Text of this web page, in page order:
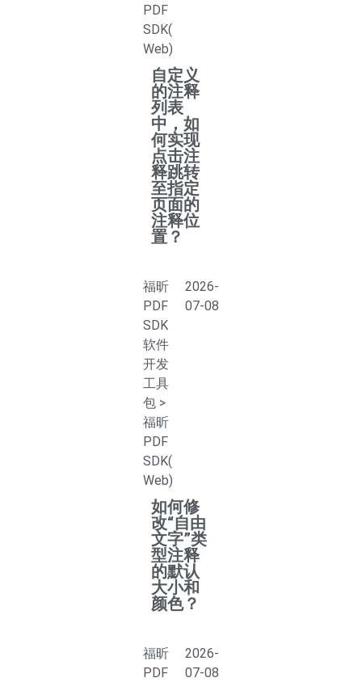
PDF
SDK(
Web)
自定义
的注释
列表
中，如
何实现
点击注
释跳转
至指定
页面的
注释位
置？
福昕
PDF
SDK
软件
开发
工具
包>
福昕
PDF
SDK(
Web)
2026-
07-08
如何修
改“自由
文字”类
型注释
的默认
大小和
颜色？
福昕
PDF
2026-
07-08